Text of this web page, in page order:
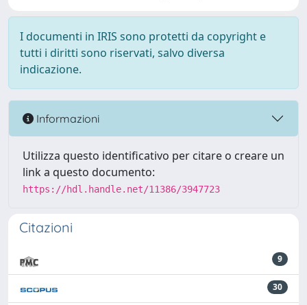
I documenti in IRIS sono protetti da copyright e
tutti i diritti sono riservati, salvo diversa
indicazione.
Informazioni
Utilizza questo identificativo per citare o creare un
link a questo documento:
https://hdl.handle.net/11386/3947723
Citazioni
9
30